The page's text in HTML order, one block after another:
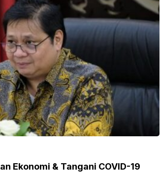
Ekonomi & Tangani COVID-19